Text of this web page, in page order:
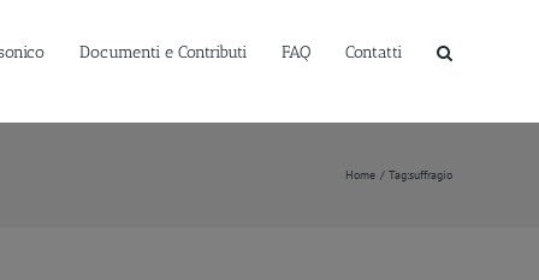
Documenti e Contributi FAQ Contatti
Home Tag:suffragio